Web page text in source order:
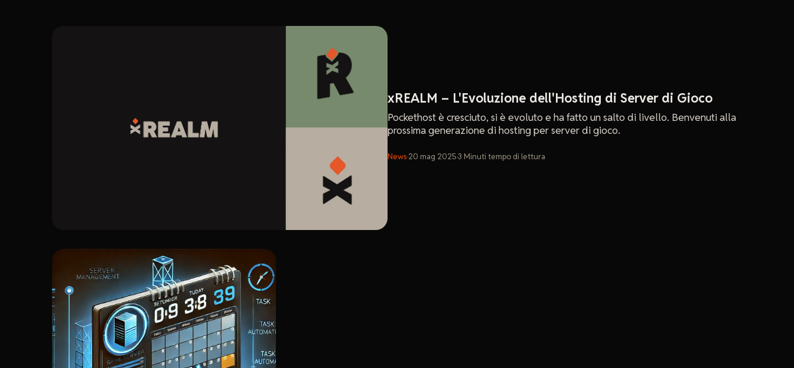
xREALM – L'Evoluzione dell'Hosting di Server di Gioco
Pockethost è cresciuto, si è evoluto e ha fatto un salto di livello. Benvenuti alla
prossima generazione di hosting per server di gioco.
News·20 mag 2025·3 Minuti tempo di lettura